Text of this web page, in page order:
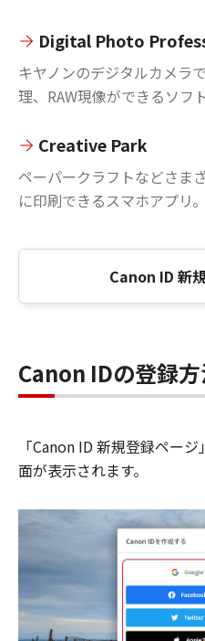
Digital Photo
キヤノンのデジタルカメラ
理、RAW現像ができるソフ
Creative Park
ペーパークラフトなどさま
に印刷できるスマホアプリ。
Canon ID 新
Canon IDの登録
「Canon ID 新規登録ペー
面が表示されます。